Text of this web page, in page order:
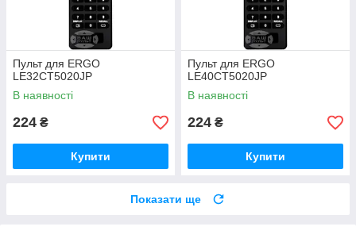
Пульт для ERGO
LE32CT5020JP
В наявності
224 ₴
Купити
Пульт для ERGO
LE40CT5020JP
В наявності
224 ₴
Купити
Показати ще